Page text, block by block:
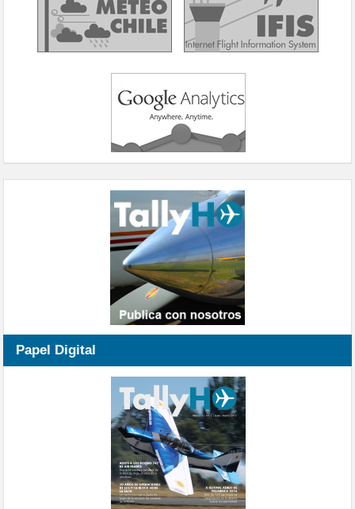
Papel Digital